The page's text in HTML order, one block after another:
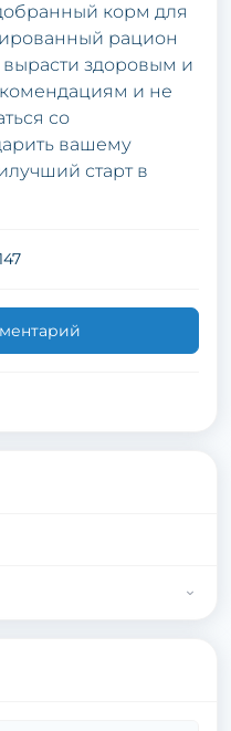
корм для
рацион
здоровым и
и не
со
вашему
старт в